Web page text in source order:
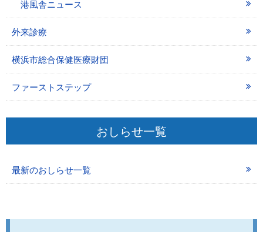
港風舎ニュース
外来診療
横浜市総合保健医療財団
ファーストステップ
おしらせ一覧
最新のおしらせ一覧